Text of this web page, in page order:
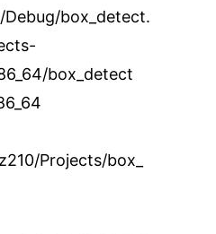
box_detect.
box_detect
Projects/box_